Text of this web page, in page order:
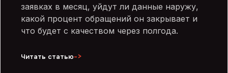
заявках в месяц, уйдут ли данные наружу,
какой процент обращений он закрывает и
что будет с качеством через полгода.
Читать статью->